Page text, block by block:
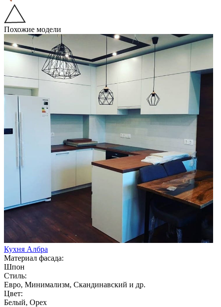
Похожие модели
Кухня Албра
Материал фасада:
Шпон
Стиль:
Евро, Минимализм, Скандинавский и др.
Цвет:
Белый, Орех